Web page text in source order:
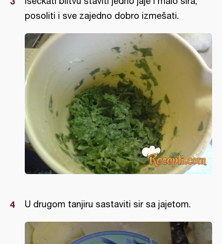
posoliti i sve zajedno dobro izmešati.
U drugom tanjiru sastaviti sir sa jajetom.